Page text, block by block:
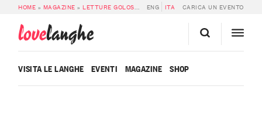
HOME » MAGAZINE »LETTURE GOLOSE » LE DONNE DEL VINO #1 – BARBARA
ENG ITA CARICA UN EVENTO
lovelanghe
VISITA LE LANGHE EVENTI MAGAZINE SHOP